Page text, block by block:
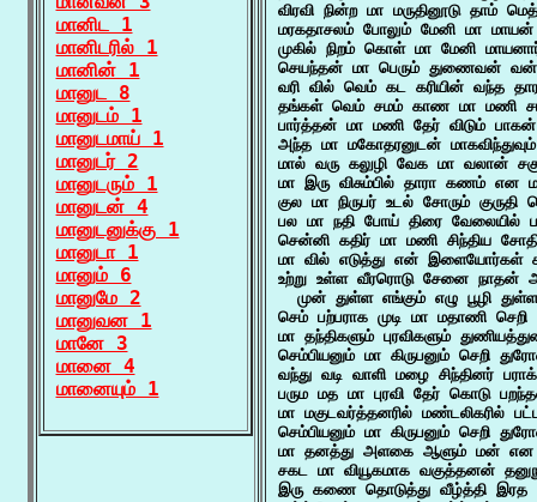
மானிட 1
மானிடரில் 1
மானின் 1
மானுட 8
மானுடம் 1
மானுடமாய் 1
மானுடர் 2
மானுடரும் 1
மானுடன் 4
மானுடனுக்கு 1
மானுடா 1
மானும் 6
மானுமே 2
மானுவன 1
மானே 3
மானை 4
மானையும் 1
விரவி நின்ற மா மருதினூடு தாம்
மரகதாசலம் போலும் மேனி மா மாயன்
முகில் நிறம் கொள் மா மேனி
செயந்தன் மா பெரும் துணைவன் வன்
வரி வில் வெம் கட கரியின் வந்த
தங்கள் வெம் சமம் காண மா மணி
பார்த்தன் மா மணி தேர் விடும்
அந்த மா மகோதரனுடன்
மால் வரு கலுழி வேக மா வலான்
மா இரு விசும்பில் தாரா கணம் என
குல மா நிருபர் உடல் சோரும்
பல மா நதி போய் திரை வேலையில்
சென்னி கதிர் மா மணி சிந்திய
மா வில் எடுத்து என் இளையோர்கள்
உற்று உள்ள வீரரொடு சேனை
முன் துள்ள எங்கும் எழு பூழி
செம் பற்பராக முடி மா மதாணி
மா தந்திகளும் புரவிகளும்
செம்பியனும் மா கிருபனும் செறி
வந்து வடி வாளி மழை சிந்தினர்
பரும மத மா புரவி தேர் கொடு
மா மகுடவர்த்தனரில் மண்டலிகரில்
செம்பியனும் மா கிருபனும் செறி
மா தனத்து அளகை ஆளும் மன் என
சகட மா வியூகமாக வகுத்தனன்
இரு கணை தொடுத்து வீழ்த்தி